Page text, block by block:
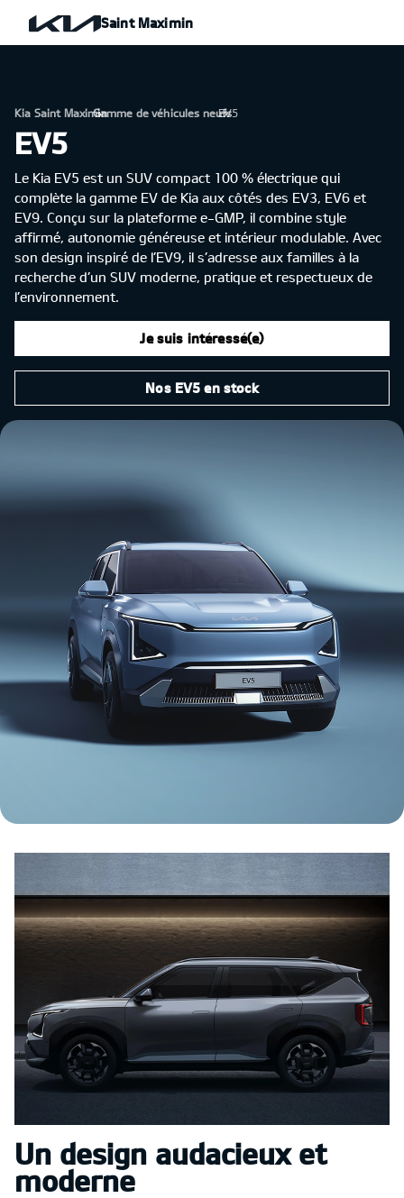
Saint Maximin
Kia Saint Maximin
›
Gamme de véhicules neufs
›
EV5
EV5
Le Kia EV5 est un SUV compact 100 % électrique qui
complète la gamme EV de Kia aux côtés des EV3, EV6 et
EV9. Conçu sur la plateforme e-GMP, il combine style
affirmé, autonomie généreuse et intérieur modulable. Avec
son design inspiré de l’EV9, il s’adresse aux familles à la
recherche d’un SUV moderne, pratique et respectueux de
l’environnement.
Je suis intéressé(e)
Nos EV5 en stock
Un design audacieux et
moderne